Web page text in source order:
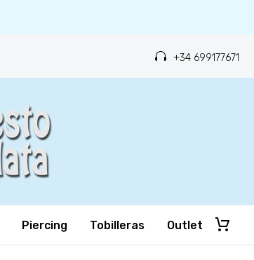
+34 699177671
Piercing Tobilleras Outlet